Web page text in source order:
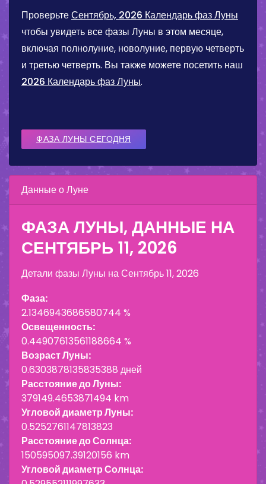
ПроверьтеСентябрь, 2026 Календарь фаз Луны
чтобы увидеть все фазы Луны в этом месяце,
включая полнолуние, новолуние, первую четверть
и третью четверть. Вы также можете посетить наш
2026 Календарь фаз Луны.
ФАЗА ЛУНЫ СЕГОДНЯ
Данные о Луне
ФАЗА ЛУНЫ, ДАННЫЕ НА
СЕНТЯБРЬ 11, 2026
Детали фазы Луны наСентябрь 11, 2026
Фаза:
2.1346943686580744 %
Освещенность:
0.44907613561188664 %
Возраст Луны:
0.6303878135835388 дней
Расстояние до Луны:
379149.4653871494 km
Угловой диаметр Луны:
0.5252761147813823
Расстояние до Солнца:
150595097.39120156 km
Угловой диаметр Солнца: